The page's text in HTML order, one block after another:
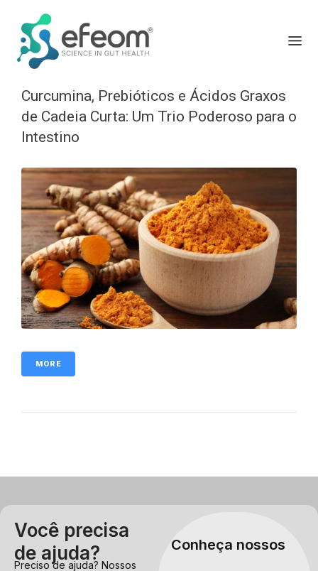
Curcumina, Prebióticos e Ácidos Graxos
de Cadeia Curta: Um Trio Poderoso para o
Intestino
MORE
Você precisa
de ajuda?
Preciso de ajuda? Nossos
Conheça nossos